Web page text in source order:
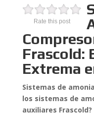
Rate this post
Frascold:
Extrema
Sistemas de
los sistemas de
auxiliares Frascold?